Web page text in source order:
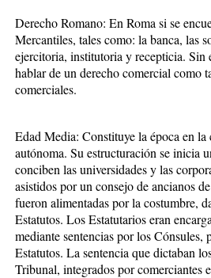
Derecho Romano: En Roma si se
Mercantiles, tales como: la banca, las
ejercitoria, institutoria y recepticia. Sin
hablar de un derecho comercial como
comerciales.
Edad Media: Constituye la época en
autónoma. Su estructuración se inicia
conciben las universidades y las
asistidos por un consejo de ancianos
fueron alimentadas por la costumbre,
Estatutos. Los Estatutarios eran
mediante sentencias por los
Estatutos. La sentencia que dictaban
Tribunal, integrados por comerciantes